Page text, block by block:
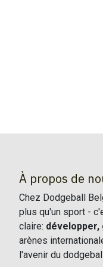
À propos de
Chez Dodgeball
plus qu'un sport -
claire:
arènes
l'avenir du